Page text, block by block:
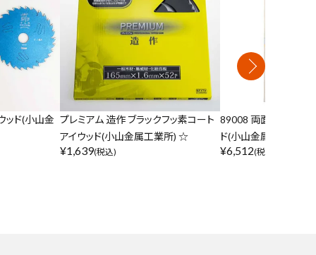
ッド(小山金 プレミアム 造作 ブラックフッ素コート
アイウッド(小山金属工業所) ☆
¥1,639(税込)
89008 両面ダイヤモン
ド(小山金属工業所) ☆
¥6,512(税込)